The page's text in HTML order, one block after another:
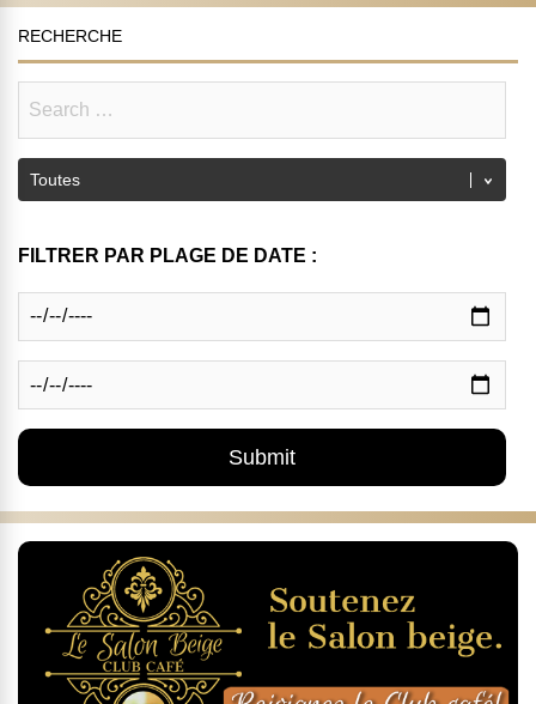
RECHERCHE
FILTRER PAR PLAGE DE DATE :